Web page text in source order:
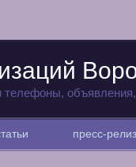
телефоны,
пресс-